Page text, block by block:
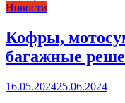
Новости
Кофры,
багажные
16.05.202425.06.2024